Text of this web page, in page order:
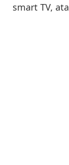
smart TV,